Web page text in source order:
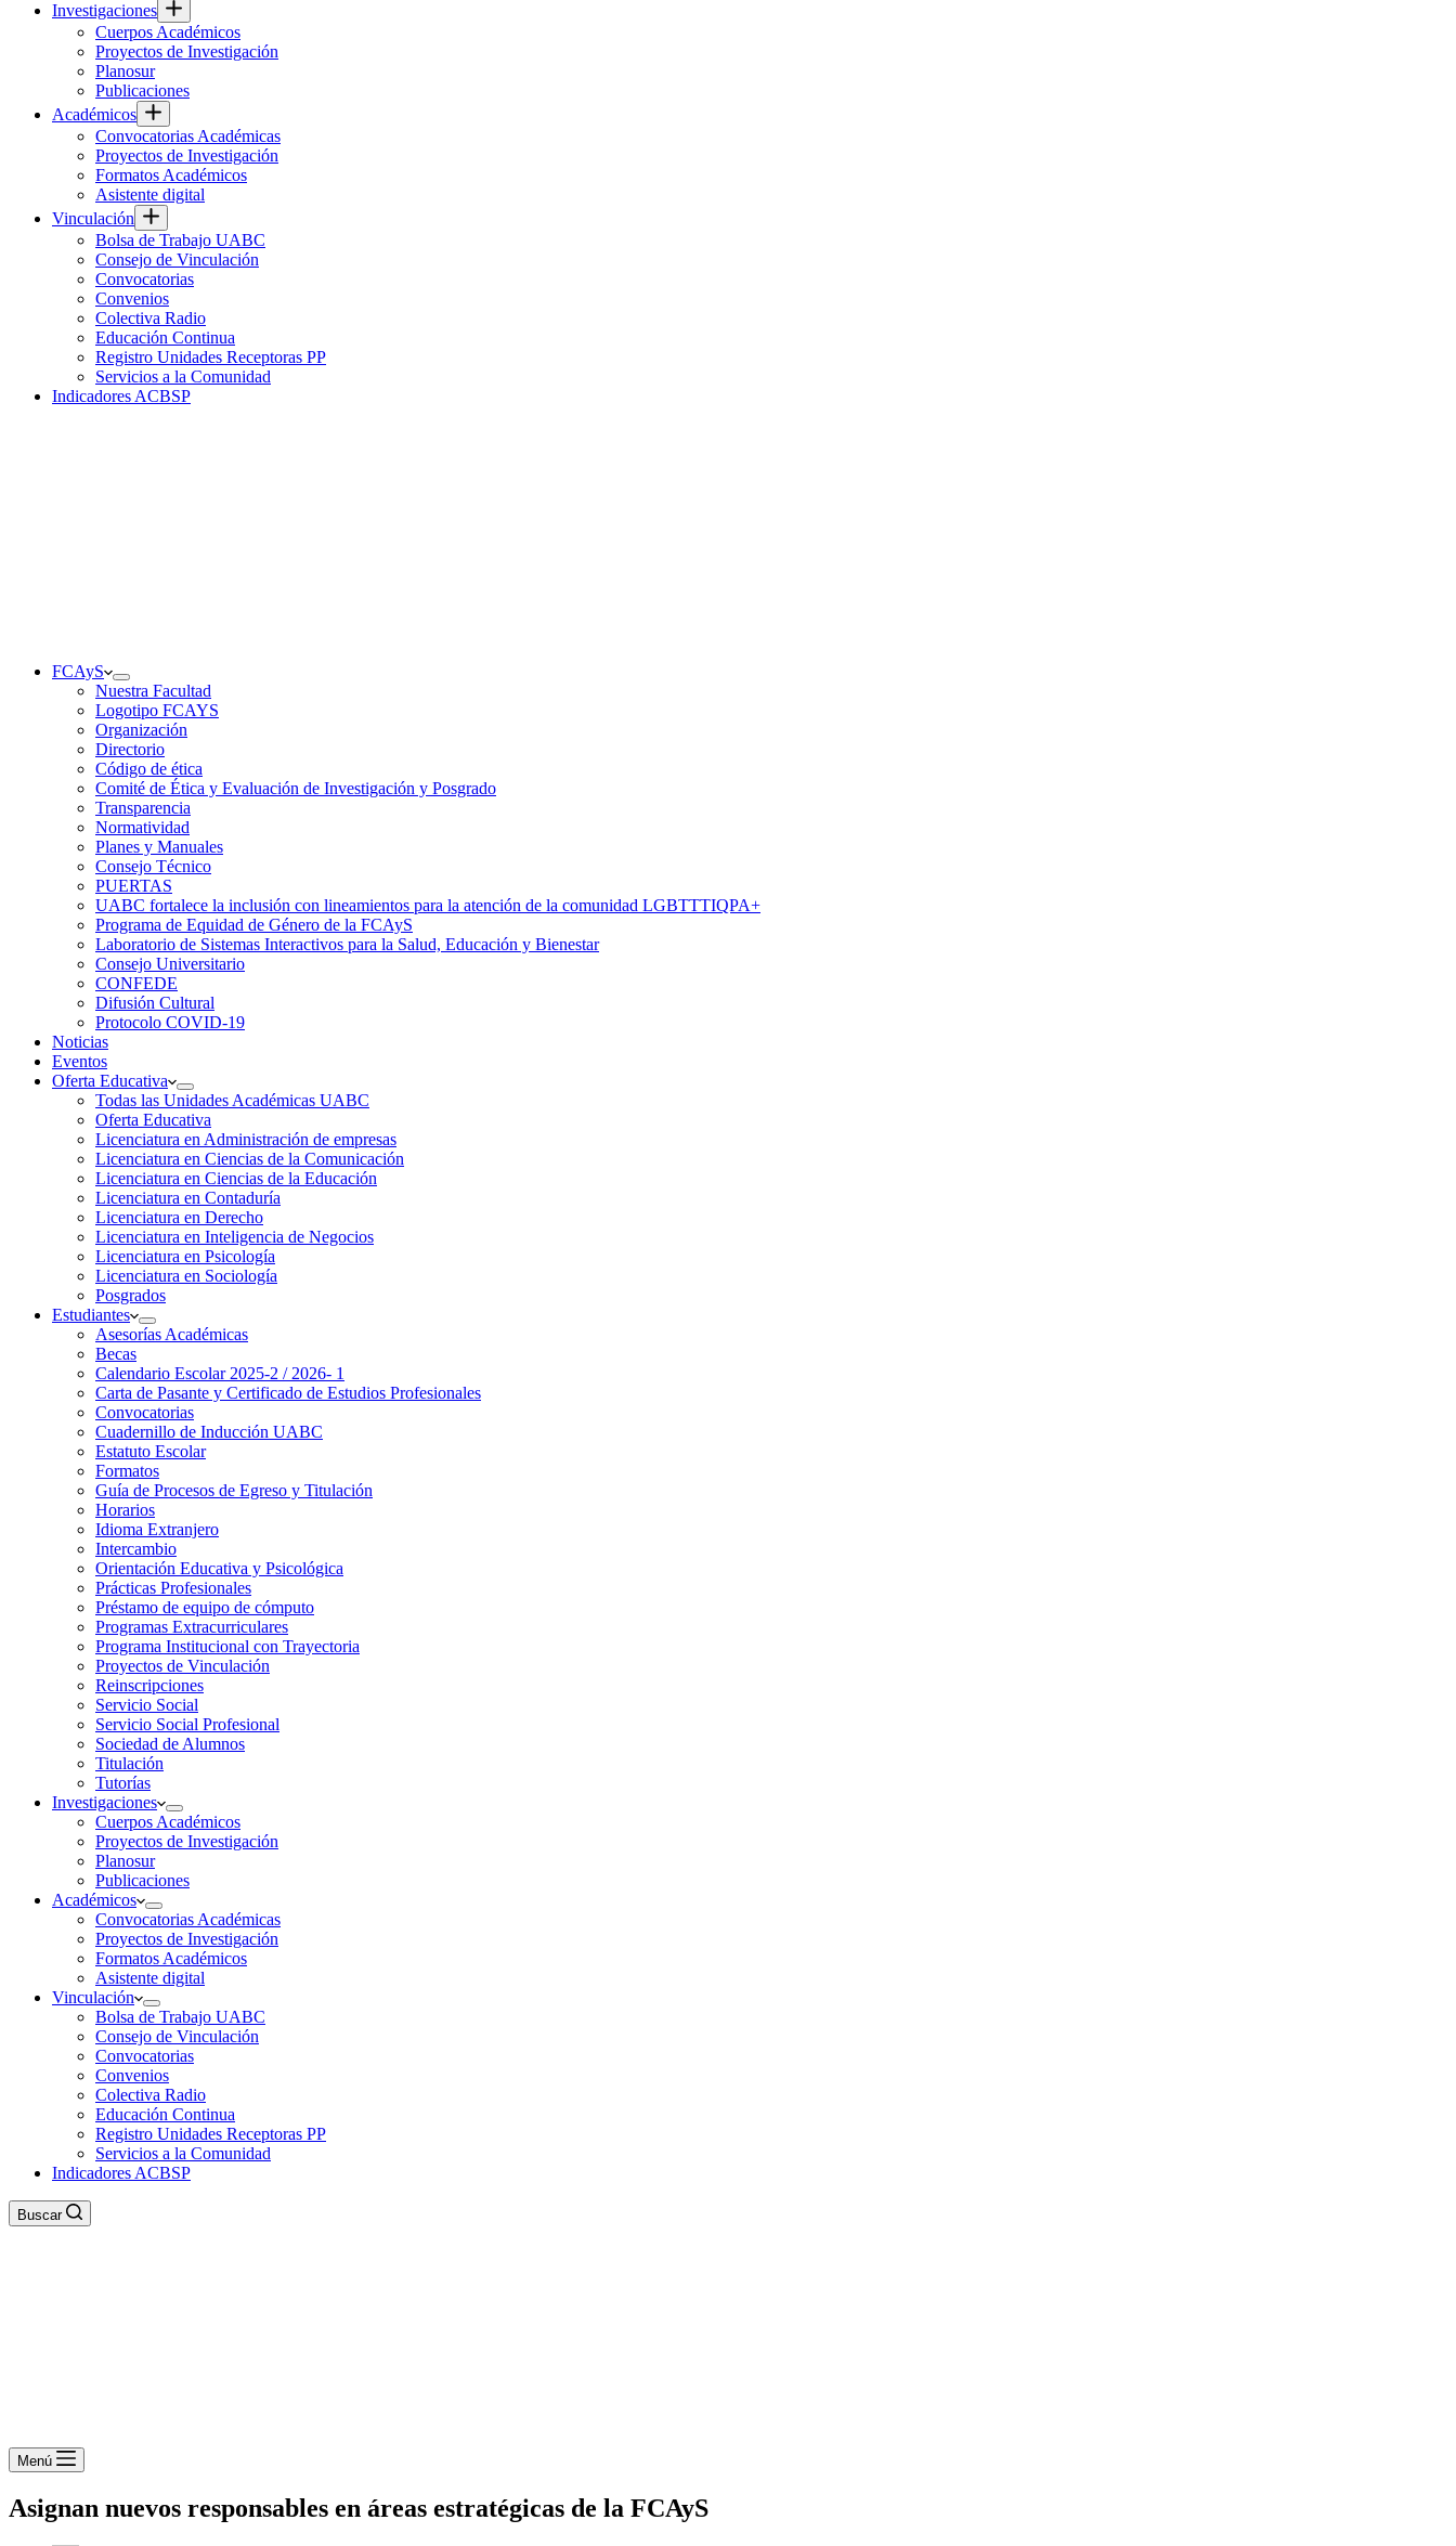
Investigaciones
Cuerpos Académicos
Proyectos de Investigación
Planosur
Publicaciones
Académicos
Convocatorias Académicas
Proyectos de Investigación
Formatos Académicos
Asistente digital
Vinculación
Bolsa de Trabajo UABC
Consejo de Vinculación
Convocatorias
Convenios
Colectiva Radio
Educación Continua
Registro Unidades Receptoras PP
Servicios a la Comunidad
Indicadores ACBSP
FCAyS
Nuestra Facultad
Logotipo FCAYS
Organización
Directorio
Código de ética
Comité de Ética y Evaluación de Investigación y Posgrado
Transparencia
Normatividad
Planes y Manuales
Consejo Técnico
PUERTAS
UABC fortalece la inclusión con lineamientos para la atención de la comunidad LGBTTTIQPA+
Programa de Equidad de Género de la FCAyS
Laboratorio de Sistemas Interactivos para la Salud, Educación y Bienestar
Consejo Universitario
CONFEDE
Difusión Cultural
Protocolo COVID-19
Noticias
Eventos
Oferta Educativa
Todas las Unidades Académicas UABC
Oferta Educativa
Licenciatura en Administración de empresas
Licenciatura en Ciencias de la Comunicación
Licenciatura en Ciencias de la Educación
Licenciatura en Contaduría
Licenciatura en Derecho
Licenciatura en Inteligencia de Negocios
Licenciatura en Psicología
Licenciatura en Sociología
Posgrados
Estudiantes
Asesorías Académicas
Becas
Calendario Escolar 2025-2 / 2026- 1
Carta de Pasante y Certificado de Estudios Profesionales
Convocatorias
Cuadernillo de Inducción UABC
Estatuto Escolar
Formatos
Guía de Procesos de Egreso y Titulación
Horarios
Idioma Extranjero
Intercambio
Orientación Educativa y Psicológica
Prácticas Profesionales
Préstamo de equipo de cómputo
Programas Extracurriculares
Programa Institucional con Trayectoria
Proyectos de Vinculación
Reinscripciones
Servicio Social
Servicio Social Profesional
Sociedad de Alumnos
Titulación
Tutorías
Investigaciones
Cuerpos Académicos
Proyectos de Investigación
Planosur
Publicaciones
Académicos
Convocatorias Académicas
Proyectos de Investigación
Formatos Académicos
Asistente digital
Vinculación
Bolsa de Trabajo UABC
Consejo de Vinculación
Convocatorias
Convenios
Colectiva Radio
Educación Continua
Registro Unidades Receptoras PP
Servicios a la Comunidad
Indicadores ACBSP
Buscar
Menú
Asignan nuevos responsables en áreas estratégicas de la FCAyS